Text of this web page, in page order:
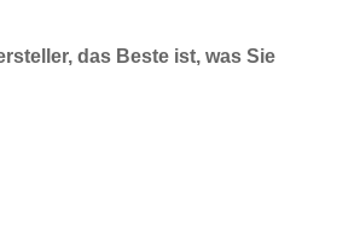
das Beste ist, was Sie